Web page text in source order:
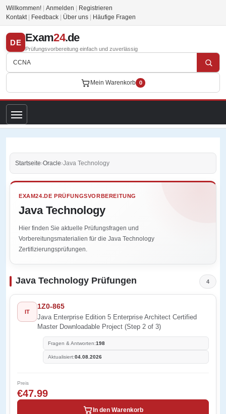
Willkommen! Anmelden
Registrieren
Kontakt
Feedback Über uns Häufige Fragen
DE Exam24.de
Prüfungsvorbereitung einfach und zuverlässig
Mein Warenkorb 0
Startseite›Oracle›Java Technology
EXAM24.DE PRÜFUNGSVORBEREITUNG
Java Technology
Hier finden Sie aktuelle Prüfungsfragen und
Vorbereitungsmaterialien für die Java Technology
Zertifizierungsprüfungen.
Java Technology Prüfungen 4
IT
1Z0-865
Java Enterprise Edition 5 Enterprise Architect Certified
Master Downloadable Project (Step 2 of 3)
Fragen & Antworten:198
Aktualisiert:04.08.2026
Preis
€47.99
In den Warenkorb